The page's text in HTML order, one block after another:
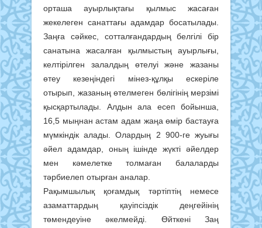
орташа ауырлықтағы қылмыс жасаған
жекелеген санаттағы адамдар босатылады.
Заңға сәйкес, сотталғандардың белгілі бір
санатына жасалған қылмыстың ауырлығы,
келтірілген залалдың өтелуі және жазаны
өтеу кезеңіндегі мінез-құлқы ескеріле
отырып, жазаның өтелмеген бөлігінің мерзімі
қысқартылады. Алдын ала есеп бойынша,
16,5 мыңнан астам адам жаңа өмір бастауға
мүмкіндік алады. Олардың 2 900-ге жуығы
әйел адамдар, оның ішінде жүкті әйелдер
мен кәмелетке толмаған балаларды
тәрбиелеп отырған аналар.
Рақымшылық қоғамдық тәртіптің немесе
азаматтардың қауіпсіздік деңгейінің
төмендеуіне әкелмейді. Өйткені Заң